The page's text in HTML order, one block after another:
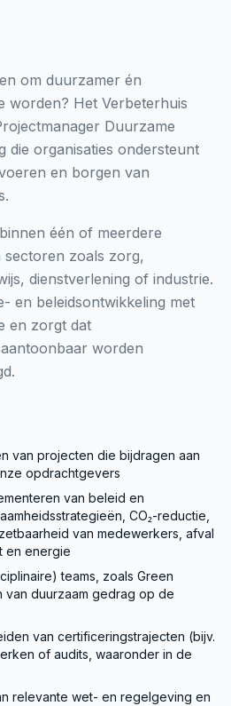
om duurzamer én
worden? Het Verbeterhuis
Duurzame
die organisaties ondersteunt
en borgen van
één of meerdere
sectoren zoals zorg,
dienstverlening of industrie.
en beleidsontwikkeling met
en zorgt dat
worden
van projecten die bijdragen aan
opdrachtgevers
van beleid en
CO₂-reductie,
van medewerkers, afval
en energie
teams, zoals Green
van duurzaam gedrag op de
van certificeringstrajecten (bijv.
of audits, waaronder in de
relevante wet- en regelgeving en